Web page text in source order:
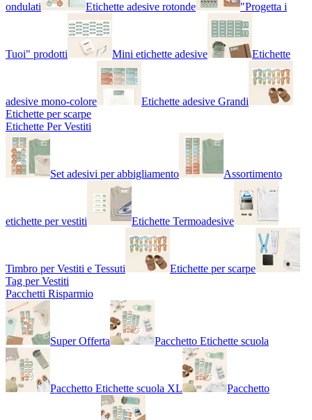
ondulati Etichette adesive rotonde "Progetta i
Tuoi" prodotti Mini etichette adesive Etichette
adesive mono-colore
Etichette adesive Grandi
Etichette per scarpe
Etichette Per Vestiti
Set adesivi per abbigliamento Assortimento
etichette per vestiti Etichette Termoadesive
Timbro per Vestiti e Tessuti
Etichette per scarpe
Tag per Vestiti
Pacchetti Risparmio
Super Offerta Pacchetto Etichette scuola
Pacchetto Etichette scuola XL Pacchetto